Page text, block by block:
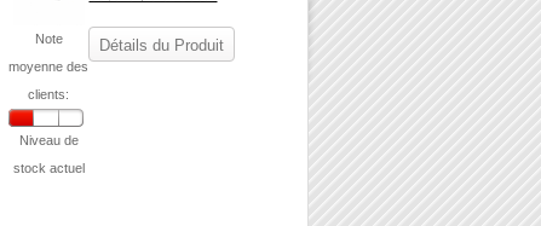
Note
moyenne des
clients:
Niveau de
stock actuel
Détails du Produit